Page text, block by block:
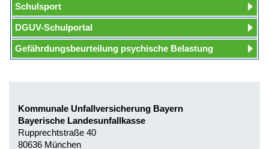
Schulsport
DGUV-Schulportal
Gefährdungsbeurteilung psychische Belastung
Kommunale Unfallversicherung Bayern
Bayerische Landesunfallkasse
Rupprechtstraße 40
80636 München